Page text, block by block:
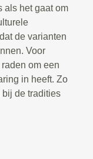
als het gaat om
de varianten
Voor
om een
in heeft. Zo
bij de tradities